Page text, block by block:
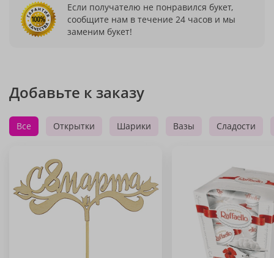
Если получателю не понравился букет,
сообщите нам в течение 24 часов и мы
заменим букет!
Добавьте к заказу
Все Открытки Шарики Вазы Сладости